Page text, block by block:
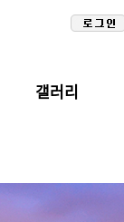
갤러리